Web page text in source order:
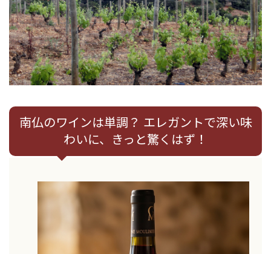
南仏のワインは単調？ エレガントで深い味
わいに、きっと驚くはず！